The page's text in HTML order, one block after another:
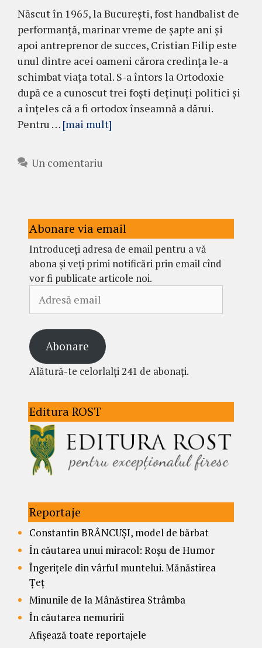
Născut în 1965, la Bucureşti, fost handbalist de
performanţă, marinar vreme de șapte ani și
apoi antreprenor de succes, Cristian Filip este
unul dintre acei oameni cărora credința le-a
schimbat viața total. S-a întors la Ortodoxie
după ce a cunoscut trei foști deținuți politici și
a înțeles că a fi ortodox înseamnă a dărui.
Pentru … [mai mult]
Un comentariu
Abonare via email
Introduceți adresa de email pentru a vă
abona și veți primi notificări prin email cînd
vor fi publicate articole noi.
email
Abonare
Alătură-te celorlalți 241 de abonați.
Editura ROST
Reportaje
Constantin BRÂNCUȘI, model de bărbat
În căutarea unui miracol: Roșu de Humor
Îngerițele din vârful muntelui. Mănăstirea
Țeț
Minunile de la Mânăstirea Strâmba
În căutarea nemuririi
Afișează toate reportajele